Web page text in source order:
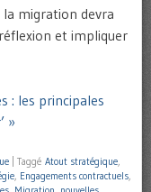
migration devra
et impliquer
: les principales
»
Taggé Atout stratégique,
, Engagements contractuels,